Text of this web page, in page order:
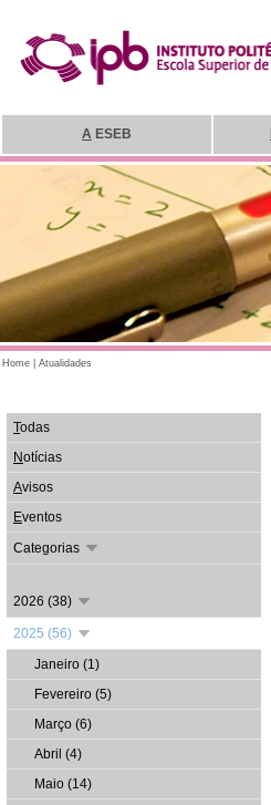
A ESEB
Home Atualidades
Todas
Notícias
Avisos
Eventos
Categorias
2026 (38)
2025 (56)
Janeiro (1)
Fevereiro (5)
Março (6)
Abril (4)
Maio (14)